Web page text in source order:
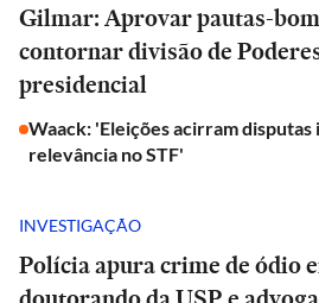
Gilmar: Aprovar pautas-
contornar divisão de
presidencial
Waack: 'Eleições acirram disputas
relevância no STF'
INVESTIGAÇÃO
Polícia apura crime de ódio